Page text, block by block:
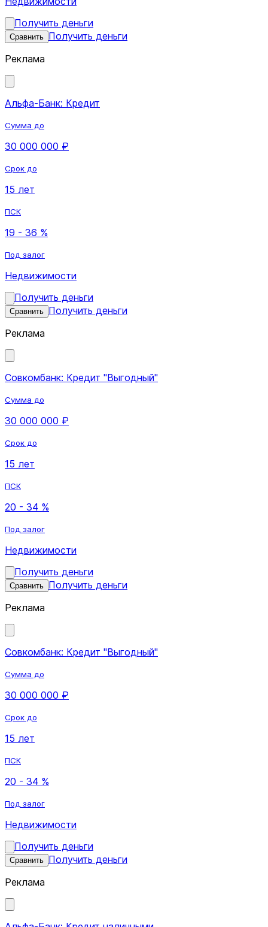
Получить деньги
Сравнить Получить деньги
Реклама
Альфа-Банк: Кредит
Сумма до
30 000 000 ₽
Срок до
15 лет
ПСК
19 - 36 %
Под залог
Недвижимости
Получить деньги
Сравнить Получить деньги
Реклама
Совкомбанк: Кредит "Выгодный"
Сумма до
30 000 000 ₽
Срок до
15 лет
ПСК
20 - 34 %
Под залог
Недвижимости
Получить деньги
Сравнить Получить деньги
Реклама
Совкомбанк: Кредит "Выгодный"
Сумма до
30 000 000 ₽
Срок до
15 лет
ПСК
20 - 34 %
Под залог
Недвижимости
Получить деньги
Сравнить Получить деньги
Реклама